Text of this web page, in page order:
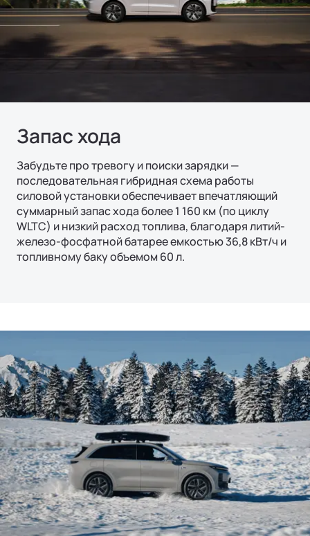
Запас хода
Забудьте про тревогу и поиски зарядки —
последовательная гибридная схема работы
силовой установки обеспечивает впечатляющий
суммарный запас хода более 1 160 км (по циклу
WLTC) и низкий расход топлива, благодаря литий-
железо-фосфатной батарее емкостью 36,8 кВт/ч и
топливному баку объемом 60 л.